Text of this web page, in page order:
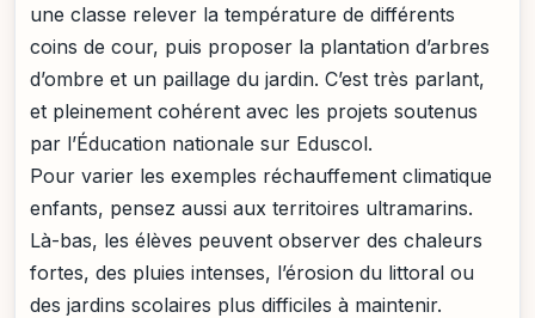
une classe relever la température de différents
coins de cour, puis proposer la plantation d’arbres
d’ombre et un paillage du jardin. C’est très parlant,
et pleinement cohérent avec les projets soutenus
par l’Éducation nationale sur Eduscol.
Pour varier les exemples réchauffement climatique
enfants, pensez aussi aux territoires ultramarins.
Là-bas, les élèves peuvent observer des chaleurs
fortes, des pluies intenses, l’érosion du littoral ou
des jardins scolaires plus difficiles à maintenir.